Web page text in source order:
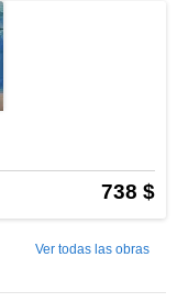
738 $
Ver todas las obras